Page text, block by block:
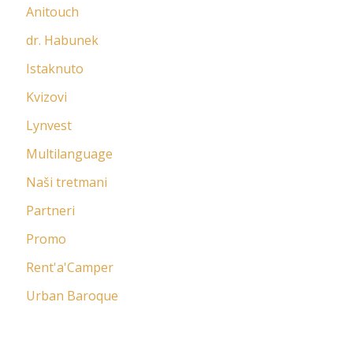
Anitouch
dr. Habunek
Istaknuto
Kvizovi
Lynvest
Multilanguage
Naši tretmani
Partneri
Promo
Rent'a'Camper
Urban Baroque